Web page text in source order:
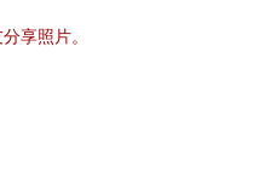
享照片。